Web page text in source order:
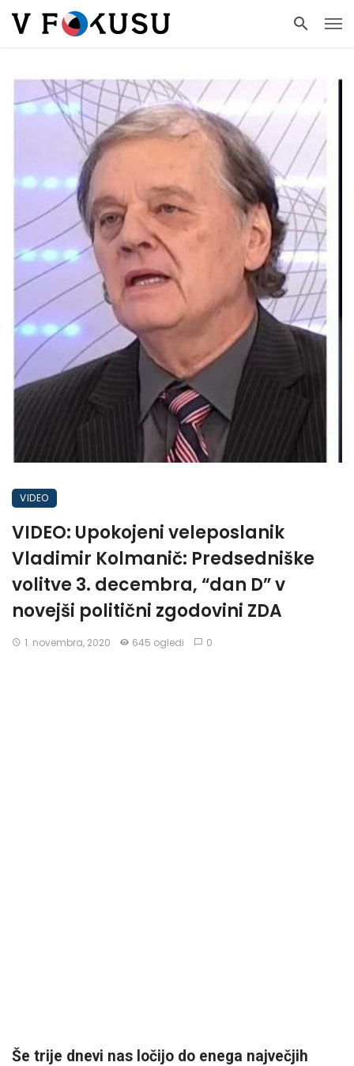
VIDEO
VIDEO: Upokojeni veleposlanik
Vladimir Kolmanič: Predsedniške
volitve 3. decembra, “dan D” v
novejši politični zgodovini ZDA
1. novembra, 2020 645 ogledi 0
Še trije dnevi nas ločijo do enega največjih